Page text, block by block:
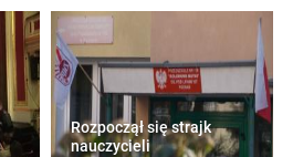
Rozpoczął się strajk
nauczycieli